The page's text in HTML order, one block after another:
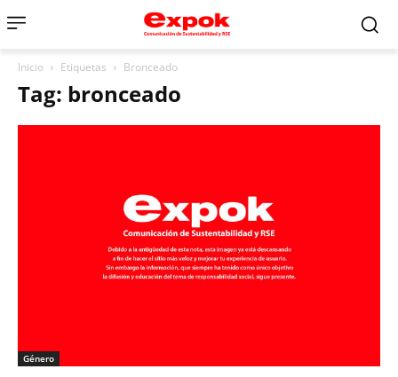
Inicio Etiquetas Bronceado
Tag: bronceado
Género